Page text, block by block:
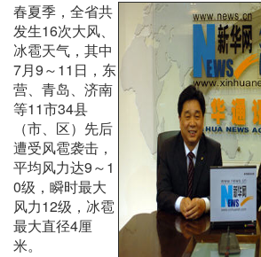
春夏季，全省共
发生16次大风、
冰雹天气，其中
7月9～11日，东
营、青岛、济南
等11市34县
（市、区）先后
遭受风雹袭击，
平均风力达9～1
0级，瞬时最大
风力12级，冰雹
最大直径4厘
米。